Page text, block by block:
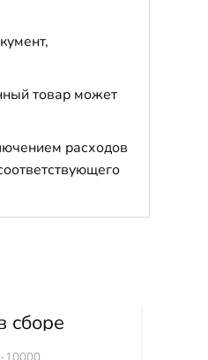
товар может
расходов
сборе